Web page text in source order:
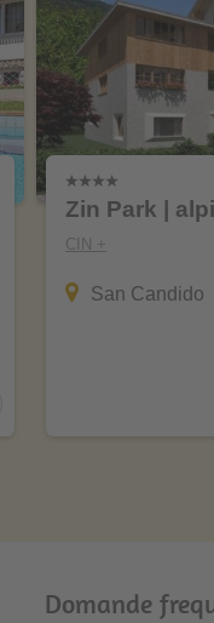
Zin Park |
CIN +
San Candido
Domande